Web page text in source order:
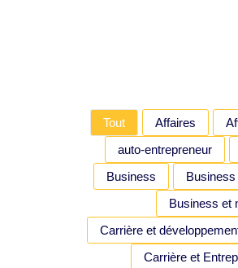
Tout Affaires
auto-entrepreneur
Business
Business et
Carrière et
Carrière et